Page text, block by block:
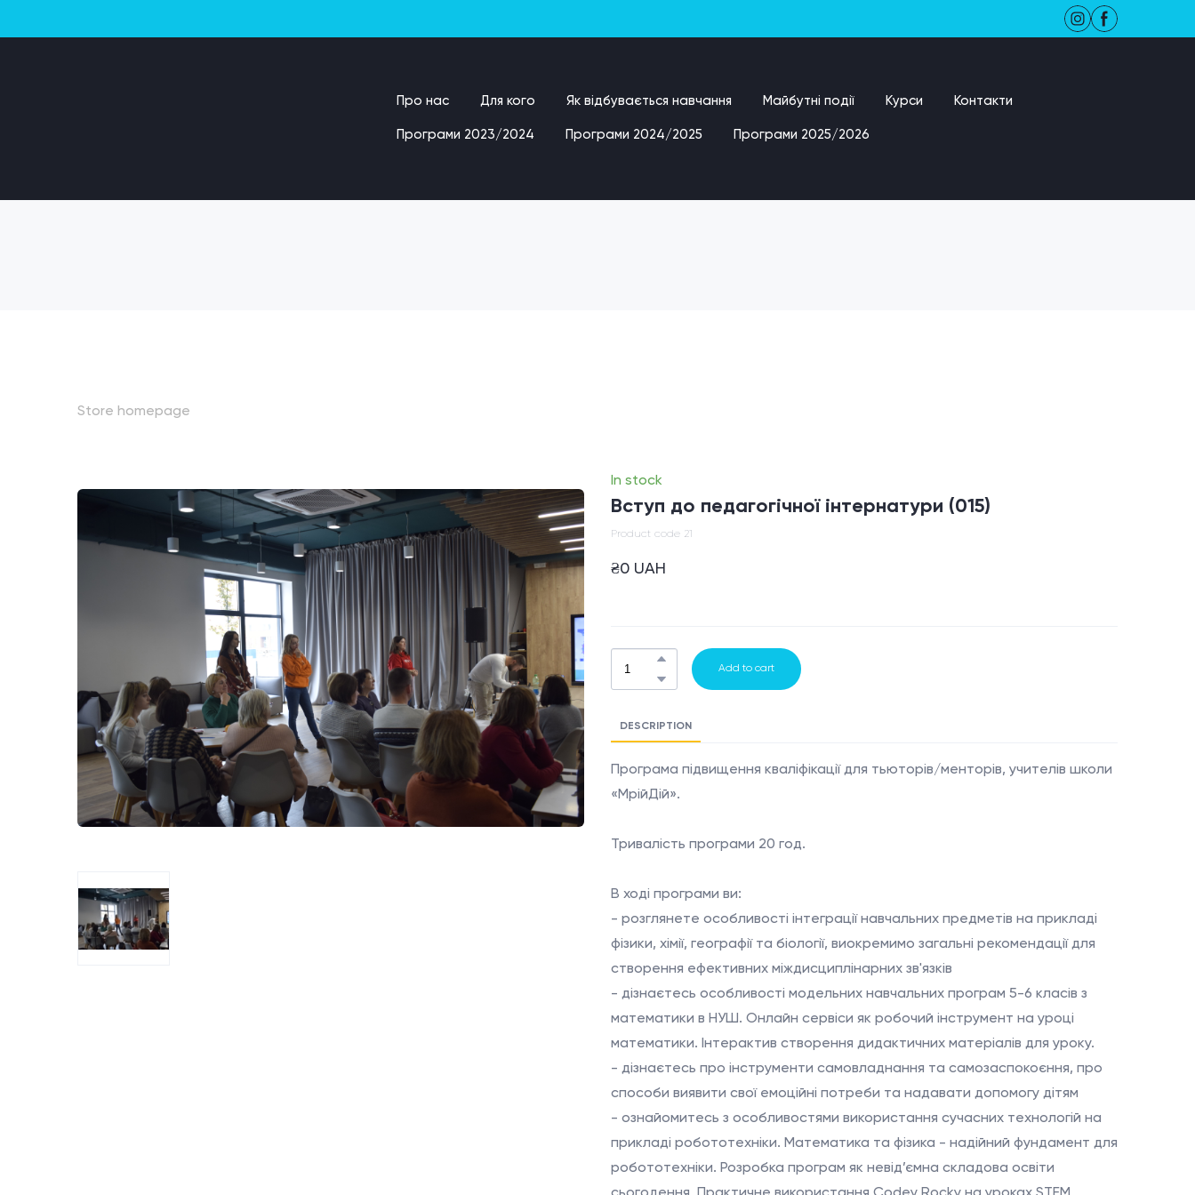
Про нас Для кого Як відбувається навчання Майбутні події Курси Контакти
Програми 2023/2024 Програми 2024/2025 Програми 2025/2026
Store homepage
In stock
Вступ до педагогічної інтернатури (015)
Product code 21
₴0 UAH
Add to cart
DESCRIPTION
Програма підвищення кваліфікації для тьюторів/менторів, учителів школи
«МрійДій».
Тривалість програми 20 год.
В ході програми ви:
- розглянете особливості інтеграції навчальних предметів на прикладі
фізики, хімії, географії та біології, виокремимо загальні рекомендації для
створення ефективних міждисциплінарних зв'язків
- дізнаєтесь особливості модельних навчальних програм 5-6 класів з
математики в НУШ. Онлайн сервіси як робочий інструмент на уроці
математики. Інтерактив створення дидактичних матеріалів для уроку.
- дізнаєтесь про інструменти самовладнання та самозаспокоєння, про
способи виявити свої емоційні потреби та надавати допомогу дітям
- ознайомитесь з особливостями використання сучасних технологій на
прикладі робототехніки. Математика та фізика - надійний фундамент для
робототехніки. Розробка програм як невід’ємна складова освіти